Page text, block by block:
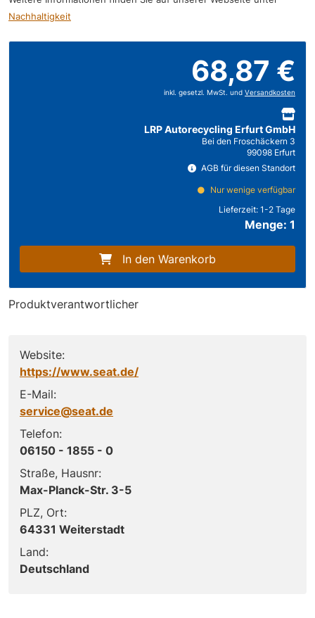
Nachhaltigkeit
68,87 €
inkl. gesetzl. MwSt. und Versandkosten
LRP Autorecycling Erfurt GmbH
Bei den Froschäckern 3
99098 Erfurt
AGB für diesen Standort
Nur wenige verfügbar
Lieferzeit: 1-2 Tage
Menge: 1
In den Warenkorb
Produktverantwortlicher
Website:
https://www.seat.de/
E-Mail:
service@seat.de
Telefon:
06150 - 1855 - 0
Straße, Hausnr:
Max-Planck-Str. 3-5
PLZ, Ort:
64331 Weiterstadt
Land:
Deutschland